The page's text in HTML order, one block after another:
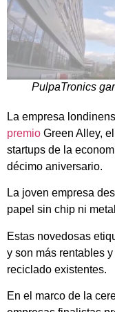
PulpaTronics
La empresa
premio Green Alley,
startups de la
décimo aniversario.
La joven empresa
papel sin chip ni
Estas novedosas
y son más rentables
reciclado existentes.
En el marco de la